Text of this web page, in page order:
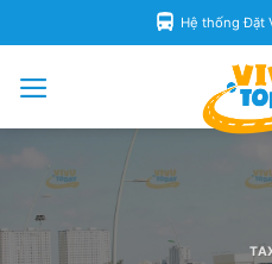
to
Hệ thống Đặt